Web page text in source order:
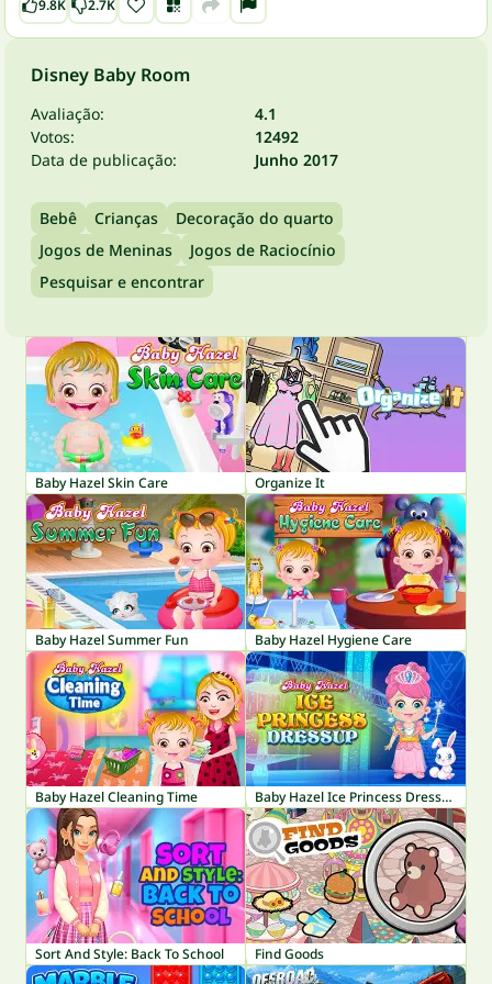
9.8K 2.7K
Disney Baby Room
Avaliação:
4.1
Votos:
12492
Data de publicação:
Junho 2017
Bebê Crianças
Decoração do quarto
Jogos de Meninas
Jogos de Raciocínio
Pesquisar e encontrar
Baby Hazel Skin Care Organize It
Baby Hazel Summer Fun Baby Hazel Hygiene Care
Baby Hazel Cleaning Time Baby Hazel Ice Princess Dressup
Sort And Style: Back To School Find Goods